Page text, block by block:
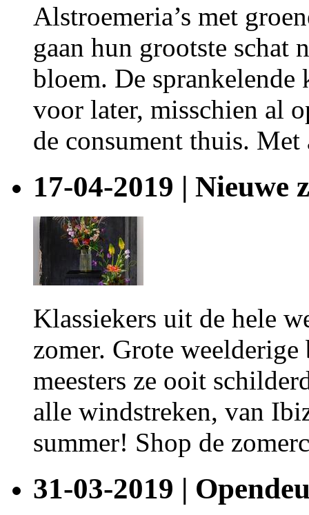
Alstroemeria’s met
gaan hun grootste schat
bloem. De sprankelende
voor later, misschien al
de consument thuis.
17-04-2019 |
Klassiekers uit de hele
zomer. Grote weelderige
meesters ze ooit
alle windstreken, van
summer! Shop de
31-03-2019 |